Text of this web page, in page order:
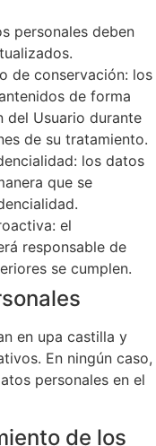
personales deben
de conservación: los
de forma
del Usuario durante
de su tratamiento.
los datos
que se
el
responsable de
se cumplen.
en upa castilla y
En ningún caso,
personales en el
de los